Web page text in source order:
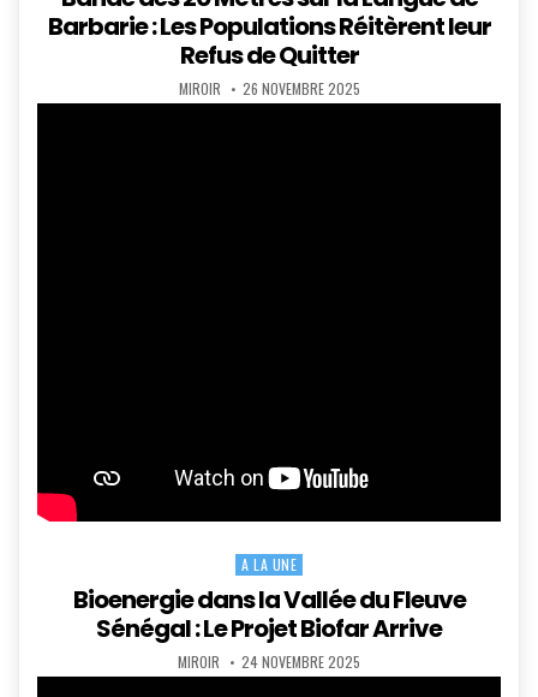
Barbarie : Les Populations Réitèrent leur
Refus de Quitter
AUTHOR:
MIROIR PUBLISHED
DATE:
26 NOVEMBRE 2025
Posted
A LA UNE
Bioenergie dans la Vallée du Fleuve
Sénégal : Le Projet Biofar Arrive
AUTHOR:
MIROIR PUBLISHED
DATE:
24 NOVEMBRE 2025